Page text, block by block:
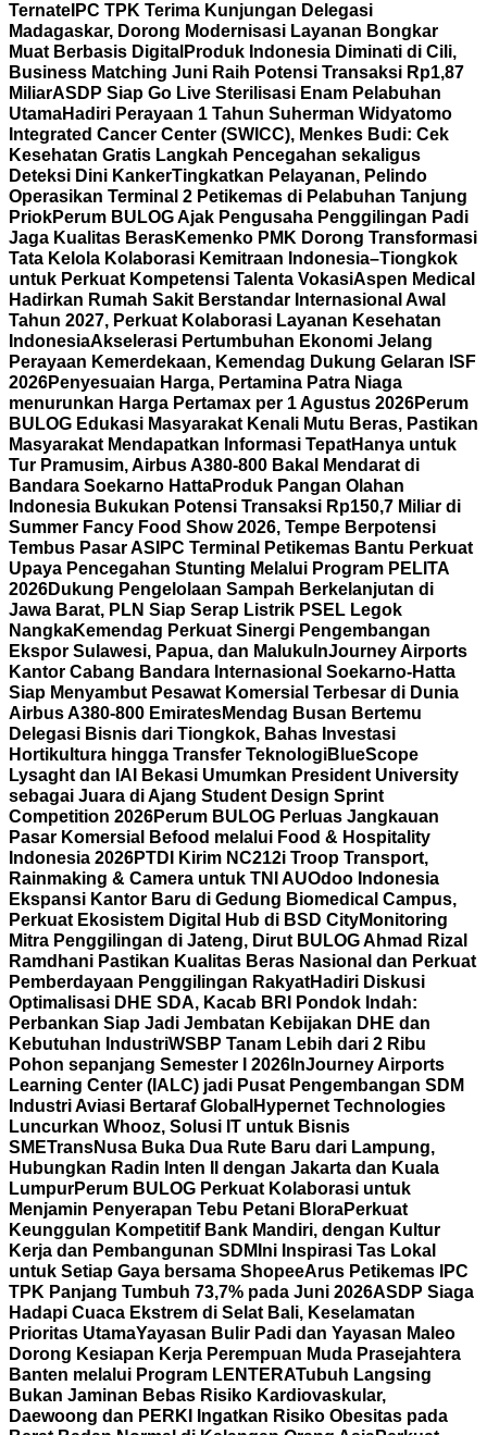
Ternate IPC TPK Terima Kunjungan Delegasi
Madagaskar, Dorong Modernisasi Layanan Bongkar
Muat Berbasis Digital Produk Indonesia Diminati di Cili,
Business Matching Juni Raih Potensi Transaksi Rp1,87
MiliarASDP Siap Go Live Sterilisasi Enam Pelabuhan
UtamaHadiri Perayaan 1 Tahun Suherman Widyatomo
Integrated Cancer Center (SWICC), Menkes Budi: Cek
Kesehatan Gratis Langkah Pencegahan sekaligus
Deteksi Dini KankerTingkatkan Pelayanan, Pelindo
Operasikan Terminal 2 Petikemas di Pelabuhan Tanjung
PriokPerum BULOG Ajak Pengusaha Penggilingan Padi
Jaga Kualitas BerasKemenko PMK Dorong Transformasi
Tata Kelola Kolaborasi Kemitraan Indonesia–Tiongkok
untuk Perkuat Kompetensi Talenta VokasiAspen Medical
Hadirkan Rumah Sakit Berstandar Internasional Awal
Tahun 2027, Perkuat Kolaborasi Layanan Kesehatan
IndonesiaAkselerasi Pertumbuhan Ekonomi Jelang
Perayaan Kemerdekaan, Kemendag Dukung Gelaran ISF
2026Penyesuaian Harga, Pertamina Patra Niaga
menurunkan Harga Pertamax per 1 Agustus 2026Perum
BULOG Edukasi Masyarakat Kenali Mutu Beras, Pastikan
Masyarakat Mendapatkan Informasi TepatHanya untuk
Tur Pramusim, Airbus A380-800 Bakal Mendarat di
Bandara Soekarno HattaProduk Pangan Olahan
Indonesia Bukukan Potensi Transaksi Rp150,7 Miliar di
Summer Fancy Food Show 2026, Tempe Berpotensi
Tembus Pasar AS IPC Terminal Petikemas Bantu Perkuat
Upaya Pencegahan Stunting Melalui Program PELITA
2026Dukung Pengelolaan Sampah Berkelanjutan di
Jawa Barat, PLN Siap Serap Listrik PSEL Legok
NangkaKemendag Perkuat Sinergi Pengembangan
Ekspor Sulawesi, Papua, dan Maluku InJourney Airports
Kantor Cabang Bandara Internasional Soekarno-Hatta
Siap Menyambut Pesawat Komersial Terbesar di Dunia
Airbus A380-800 EmiratesMendag Busan Bertemu
Delegasi Bisnis dari Tiongkok, Bahas Investasi
Hortikultura hingga Transfer TeknologiBlueScope
Lysaght dan IAI Bekasi Umumkan President University
sebagai Juara di Ajang Student Design Sprint
Competition 2026Perum BULOG Perluas Jangkauan
Pasar Komersial Befood melalui Food & Hospitality
Indonesia 2026PTDI Kirim NC212i Troop Transport,
Rainmaking & Camera untuk TNI AUOdoo Indonesia
Ekspansi Kantor Baru di Gedung Biomedical Campus,
Perkuat Ekosistem Digital Hub di BSD CityMonitoring
Mitra Penggilingan di Jateng, Dirut BULOG Ahmad Rizal
Ramdhani Pastikan Kualitas Beras Nasional dan Perkuat
Pemberdayaan Penggilingan RakyatHadiri Diskusi
Optimalisasi DHE SDA, Kacab BRI Pondok Indah:
Perbankan Siap Jadi Jembatan Kebijakan DHE dan
Kebutuhan IndustriWSBP Tanam Lebih dari 2 Ribu
Pohon sepanjang Semester I 2026 InJourney Airports
Learning Center (IALC) jadi Pusat Pengembangan SDM
Industri Aviasi Bertaraf Global Hypernet Technologies
Luncurkan Whooz, Solusi IT untuk Bisnis
SMETransNusa Buka Dua Rute Baru dari Lampung,
Hubungkan Radin Inten II dengan Jakarta dan Kuala
LumpurPerum BULOG Perkuat Kolaborasi untuk
Menjamin Penyerapan Tebu Petani BloraPerkuat
Keunggulan Kompetitif Bank Mandiri, dengan Kultur
Kerja dan Pembangunan SDM Ini Inspirasi Tas Lokal
untuk Setiap Gaya bersama ShopeeArus Petikemas IPC
TPK Panjang Tumbuh 73,7% pada Juni 2026ASDP Siaga
Hadapi Cuaca Ekstrem di Selat Bali, Keselamatan
Prioritas UtamaYayasan Bulir Padi dan Yayasan Maleo
Dorong Kesiapan Kerja Perempuan Muda Prasejahtera
Banten melalui Program LENTERATubuh Langsing
Bukan Jaminan Bebas Risiko Kardiovaskular,
Daewoong dan PERKI Ingatkan Risiko Obesitas pada